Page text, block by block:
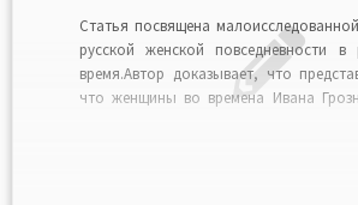
Cтатья посвящена
русской женской повседневности в
время.Автор доказывает, что
что женщины во времена Ивана